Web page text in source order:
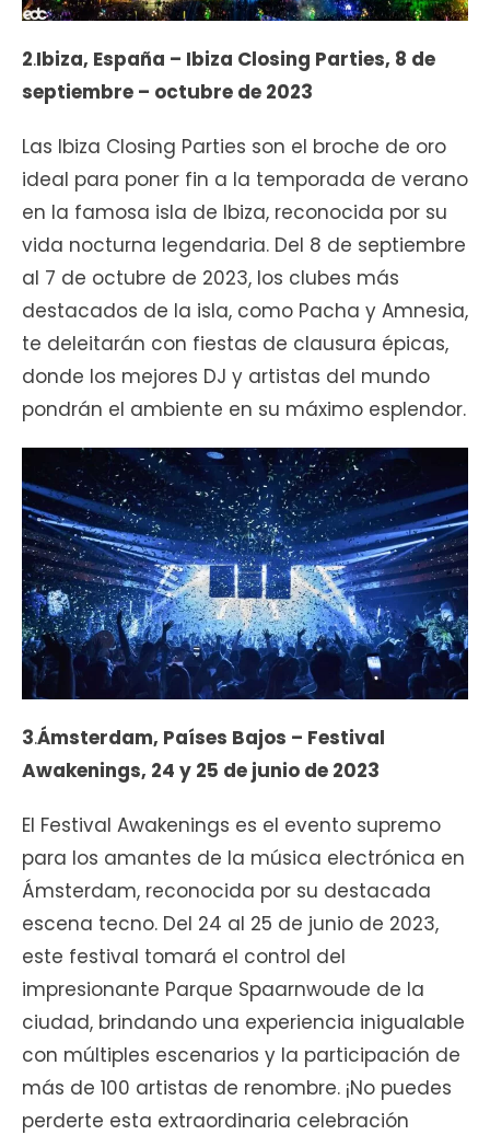
2.Ibiza, España – Ibiza Closing Parties, 8 de
septiembre – octubre de 2023
Las Ibiza Closing Parties son el broche de oro
ideal para poner fin a la temporada de verano
en la famosa isla de Ibiza, reconocida por su
vida nocturna legendaria. Del 8 de septiembre
al 7 de octubre de 2023, los clubes más
destacados de la isla, como Pacha y Amnesia,
te deleitarán con fiestas de clausura épicas,
donde los mejores DJ y artistas del mundo
pondrán el ambiente en su máximo esplendor.
3.Ámsterdam, Países Bajos – Festival
Awakenings, 24 y 25 de junio de 2023
El Festival Awakenings es el evento supremo
para los amantes de la música electrónica en
Ámsterdam, reconocida por su destacada
escena tecno. Del 24 al 25 de junio de 2023,
este festival tomará el control del
impresionante Parque Spaarnwoude de la
ciudad, brindando una experiencia inigualable
con múltiples escenarios y la participación de
más de 100 artistas de renombre. ¡No puedes
perderte esta extraordinaria celebración